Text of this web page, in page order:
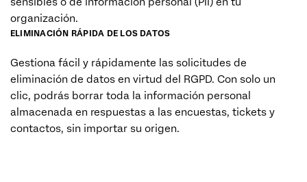
organización.
ELIMINACIÓN RÁPIDA DE LOS DATOS
Gestiona fácil y rápidamente las solicitudes de
eliminación de datos en virtud del RGPD. Con solo un
clic, podrás borrar toda la información personal
almacenada en respuestas a las encuestas, tickets y
contactos, sin importar su origen.